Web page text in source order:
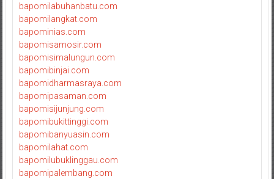
bapomilabuhanbatu.com
bapomilangkat.com
bapominias.com
bapomisamosir.com
bapomisimalungun.com
bapomibinjai.com
bapomidharmasraya.com
bapomipasaman.com
bapomisijunjung.com
bapomibukittinggi.com
bapomibanyuasin.com
bapomilahat.com
bapomilubuklinggau.com
bapomipalembang.com